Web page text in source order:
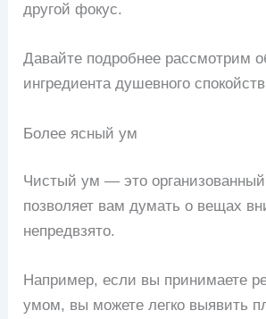
другой фокус.
Давайте подробнее рассмотрим
ингредиента душевного
Более ясный ум
Чистый ум — это
позволяет вам думать о вещах
непредвзято.
Например, если вы принимаете
умом, вы можете легко выявить